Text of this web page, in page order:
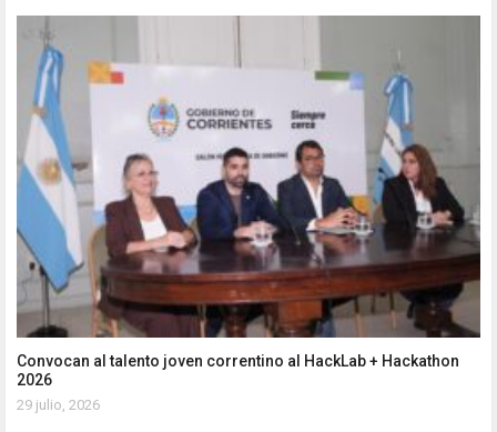
Convocan al talento joven correntino al HackLab + Hackathon
2026
29 julio, 2026